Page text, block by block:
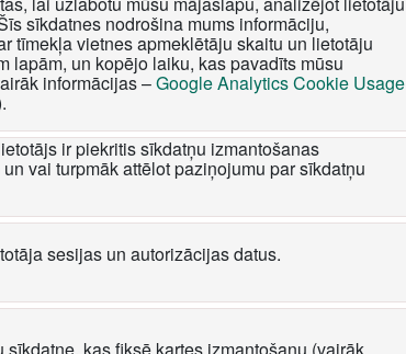
sīkdatnes nodrošina mums informāciju,
tīmekļa vietnes apmeklētāju skaitu un lietotāju
lapām, un kopējo laiku, kas pavadīts mūsu
informācijas –Google Analytics Cookie Usage
ir piekritis sīkdatņu izmantošanas
vai turpmāk attēlot paziņojumu par sīkdatņu
sesijas un autorizācijas datus.